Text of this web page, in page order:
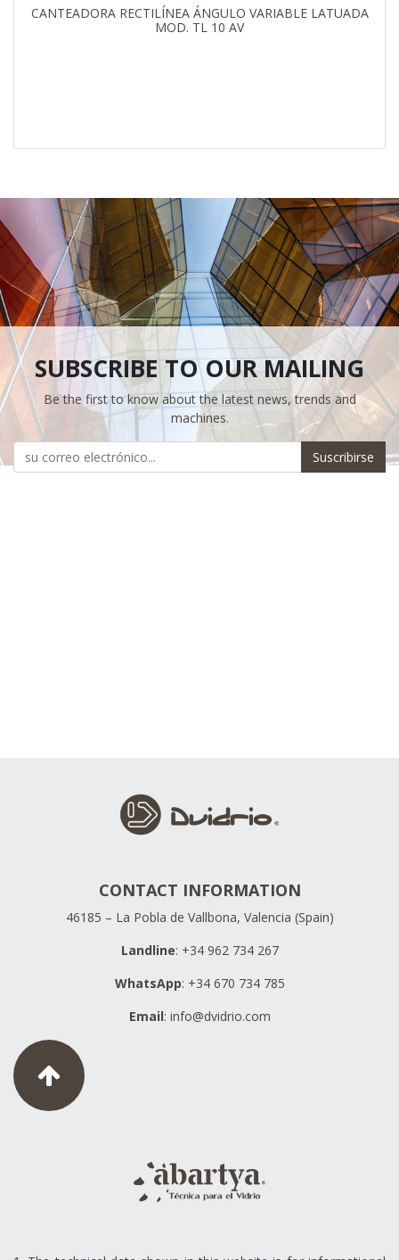
CANTEADORA RECTILÍNEA ÁNGULO VARIABLE LATUADA
MOD. TL 10 AV
SUBSCRIBE TO OUR MAILING
Be the first to know about the latest news, trends and
machines.
Suscribirse
CONTACT INFORMATION
46185 – La Pobla de Vallbona, Valencia (Spain)
Landline: +34 962 734 267
WhatsApp: +34 670 734 785
Email: info@dvidrio.com